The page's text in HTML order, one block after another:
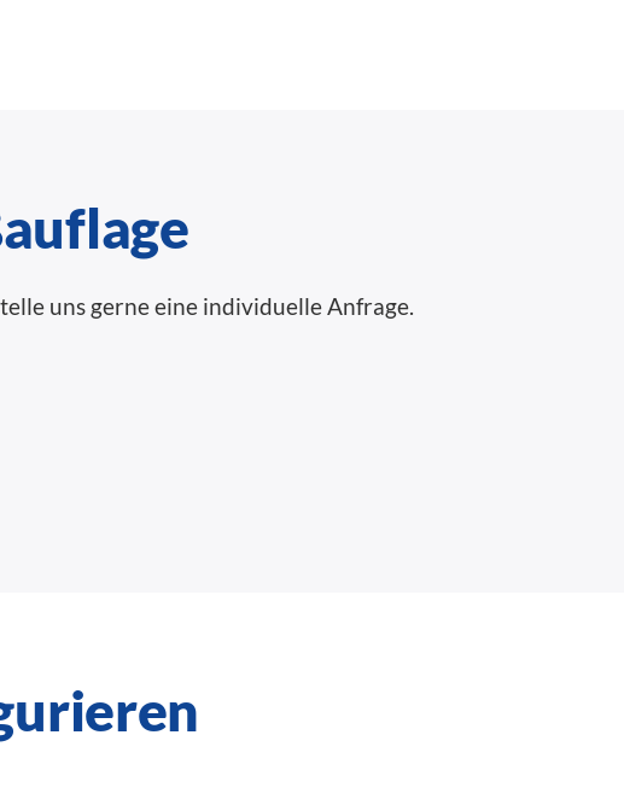
uns gerne eine individuelle Anfrage.